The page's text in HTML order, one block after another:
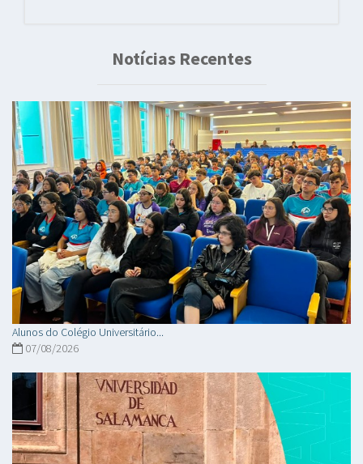
Notícias Recentes
Alunos do Colégio Universitário...
07/08/2026